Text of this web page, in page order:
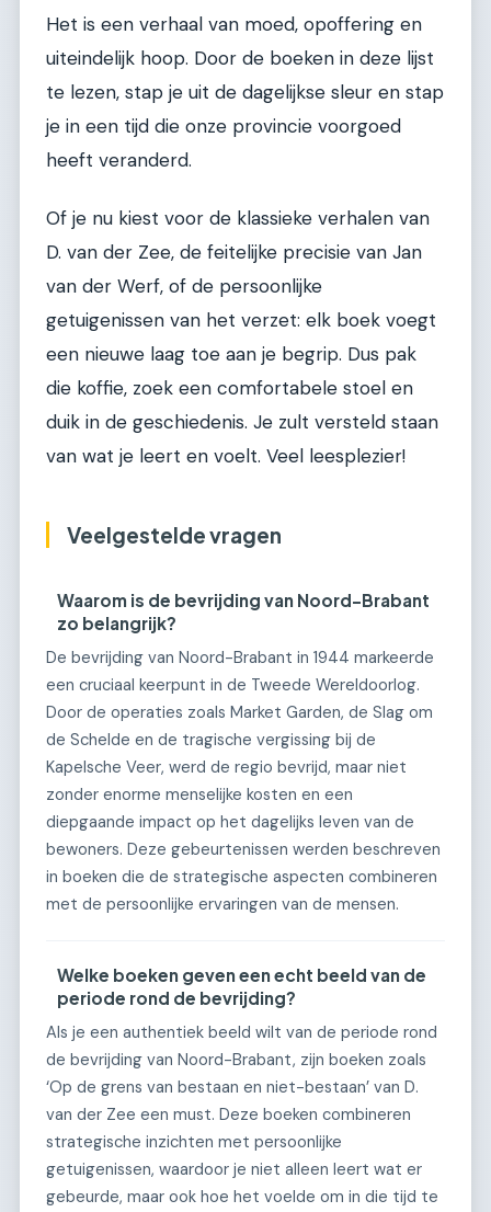
Het is een verhaal van moed, opoffering en
uiteindelijk hoop. Door de boeken in deze lijst
te lezen, stap je uit de dagelijkse sleur en stap
je in een tijd die onze provincie voorgoed
heeft veranderd.
Of je nu kiest voor de klassieke verhalen van
D. van der Zee, de feitelijke precisie van Jan
van der Werf, of de persoonlijke
getuigenissen van het verzet: elk boek voegt
een nieuwe laag toe aan je begrip. Dus pak
die koffie, zoek een comfortabele stoel en
duik in de geschiedenis. Je zult versteld staan
van wat je leert en voelt. Veel leesplezier!
Veelgestelde vragen
Waarom is de bevrijding van Noord-Brabant
zo belangrijk?
De bevrijding van Noord-Brabant in 1944 markeerde
een cruciaal keerpunt in de Tweede Wereldoorlog.
Door de operaties zoals Market Garden, de Slag om
de Schelde en de tragische vergissing bij de
Kapelsche Veer, werd de regio bevrijd, maar niet
zonder enorme menselijke kosten en een
diepgaande impact op het dagelijks leven van de
bewoners. Deze gebeurtenissen werden beschreven
in boeken die de strategische aspecten combineren
met de persoonlijke ervaringen van de mensen.
Welke boeken geven een echt beeld van de
periode rond de bevrijding?
Als je een authentiek beeld wilt van de periode rond
de bevrijding van Noord-Brabant, zijn boeken zoals
‘Op de grens van bestaan en niet-bestaan’ van D.
van der Zee een must. Deze boeken combineren
strategische inzichten met persoonlijke
getuigenissen, waardoor je niet alleen leert wat er
gebeurde, maar ook hoe het voelde om in die tijd te